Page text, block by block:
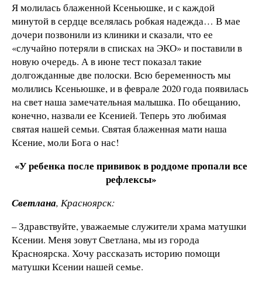
Я молилась блаженной Ксеньюшке, и с каждой
минутой в сердце вселялась робкая надежда… В мае
дочери позвонили из клиники и сказали, что ее
«случайно потеряли в списках на ЭКО» и поставили в
новую очередь. А в июне тест показал такие
долгожданные две полоски. Всю беременность мы
молились Ксеньюшке, и в феврале 2020 года появилась
на свет наша замечательная малышка. По обещанию,
конечно, назвали ее Ксенией. Теперь это любимая
святая нашей семьи. Святая блаженная мати наша
Ксение, моли Бога о нас!
«У ребенка после прививок в роддоме пропали все
рефлексы»
Светлана, Красноярск:
– Здравствуйте, уважаемые служители храма матушки
Ксении. Меня зовут Светлана, мы из города
Красноярска. Хочу рассказать историю помощи
матушки Ксении нашей семье.